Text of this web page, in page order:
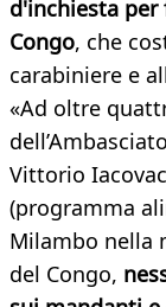
d'inchiesta
Congo, che
carabiniere e
«Ad oltre
Vittorio
(programma
Milambo nella
del Congo,